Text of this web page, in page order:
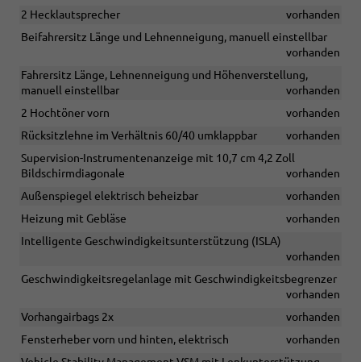
2 Hecklautsprecher
vorhanden
Beifahrersitz Länge und Lehnenneigung, manuell einstellbar
vorhanden
Fahrersitz Länge, Lehnenneigung und Höhenverstellung,
manuell einstellbar
vorhanden
2 Hochtöner vorn
vorhanden
Rücksitzlehne im Verhältnis 60/40 umklappbar
vorhanden
Supervision-Instrumentenanzeige mit 10,7 cm 4,2 Zoll
Bildschirmdiagonale
vorhanden
Außenspiegel elektrisch beheizbar
vorhanden
Heizung mit Gebläse
vorhanden
Intelligente Geschwindigkeitsunterstützung (ISLA)
vorhanden
Geschwindigkeitsregelanlage mit Geschwindigkeitsbegrenzer
vorhanden
Vorhangairbags 2x
vorhanden
Fensterheber vorn und hinten, elektrisch
vorhanden